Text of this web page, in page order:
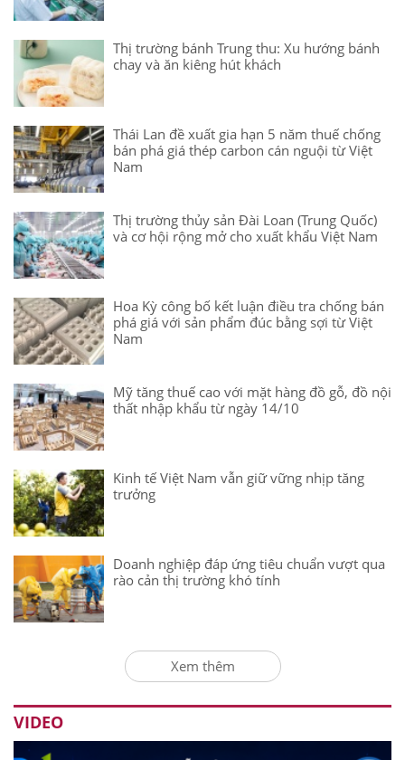
Thị trường bánh Trung thu: Xu hướng bánh
chay và ăn kiêng hút khách
Thái Lan đề xuất gia hạn 5 năm thuế chống
bán phá giá thép carbon cán nguội từ Việt
Nam
Thị trường thủy sản Đài Loan (Trung Quốc)
và cơ hội rộng mở cho xuất khẩu Việt Nam
Hoa Kỳ công bố kết luận điều tra chống bán
phá giá với sản phẩm đúc bằng sợi từ Việt
Nam
Mỹ tăng thuế cao với mặt hàng đồ gỗ, đồ nội
thất nhập khẩu từ ngày 14/10
Kinh tế Việt Nam vẫn giữ vững nhịp tăng
trưởng
Doanh nghiệp đáp ứng tiêu chuẩn vượt qua
rào cản thị trường khó tính
Xem thêm
VIDEO